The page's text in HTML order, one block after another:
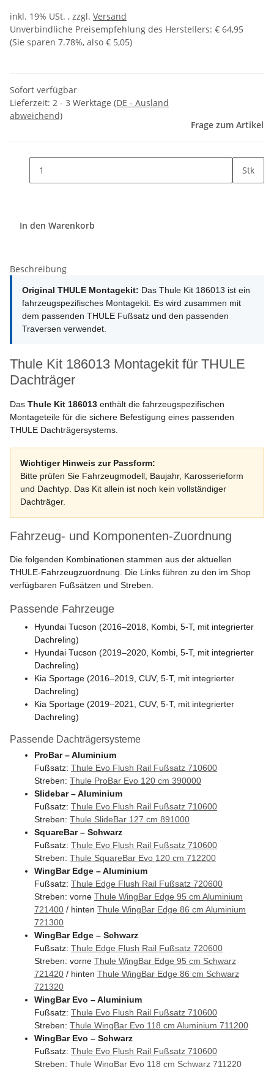
inkl. 19% USt. , zzgl. Versand
Unverbindliche Preisempfehlung des Herstellers: € 64,95
(Sie sparen 7.78%, also € 5,05)
Sofort verfügbar
Lieferzeit: 2 - 3 Werktage (DE - Ausland
abweichend)
Frage zum Artikel
Stk
In den Warenkorb
Beschreibung
Original THULE Montagekit: Das Thule Kit 186013 ist ein
fahrzeugspezifisches Montagekit. Es wird zusammen mit
dem passenden THULE Fußsatz und den passenden
Traversen verwendet.
Thule Kit 186013 Montagekit für THULE
Dachträger
Das Thule Kit 186013 enthält die fahrzeugspezifischen
Montageteile für die sichere Befestigung eines passenden
THULE Dachträgersystems.
Wichtiger Hinweis zur Passform:
Bitte prüfen Sie Fahrzeugmodell, Baujahr, Karosserieform
und Dachtyp. Das Kit allein ist noch kein vollständiger
Dachträger.
Fahrzeug- und Komponenten-Zuordnung
Die folgenden Kombinationen stammen aus der aktuellen
THULE-Fahrzeugzuordnung. Die Links führen zu den im Shop
verfügbaren Fußsätzen und Streben.
Passende Fahrzeuge
Hyundai Tucson (2016–2018, Kombi, 5-T, mit integrierter
Dachreling)
Hyundai Tucson (2019–2020, Kombi, 5-T, mit integrierter
Dachreling)
Kia Sportage (2016–2019, CUV, 5-T, mit integrierter
Dachreling)
Kia Sportage (2019–2021, CUV, 5-T, mit integrierter
Dachreling)
Passende Dachträgersysteme
ProBar – Aluminium
Fußsatz: Thule Evo Flush Rail Fußsatz 710600
Streben: Thule ProBar Evo 120 cm 390000
Slidebar – Aluminium
Fußsatz: Thule Evo Flush Rail Fußsatz 710600
Streben: Thule SlideBar 127 cm 891000
SquareBar – Schwarz
Fußsatz: Thule Evo Flush Rail Fußsatz 710600
Streben: Thule SquareBar Evo 120 cm 712200
WingBar Edge – Aluminium
Fußsatz: Thule Edge Flush Rail Fußsatz 720600
Streben: vorne Thule WingBar Edge 95 cm Aluminium
721400 / hinten Thule WingBar Edge 86 cm Aluminium
721300
WingBar Edge – Schwarz
Fußsatz: Thule Edge Flush Rail Fußsatz 720600
Streben: vorne Thule WingBar Edge 95 cm Schwarz
721420 / hinten Thule WingBar Edge 86 cm Schwarz
721320
WingBar Evo – Aluminium
Fußsatz: Thule Evo Flush Rail Fußsatz 710600
Streben: Thule WingBar Evo 118 cm Aluminium 711200
WingBar Evo – Schwarz
Fußsatz: Thule Evo Flush Rail Fußsatz 710600
Streben: Thule WingBar Evo 118 cm Schwarz 711220